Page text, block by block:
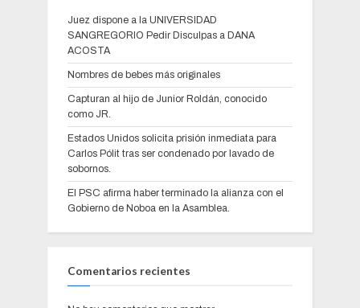
Juez dispone a la UNIVERSIDAD
SANGREGORIO Pedir Disculpas a DANA
ACOSTA
Nombres de bebes más originales
Capturan al hijo de Junior Roldán, conocido
como JR.
Estados Unidos solicita prisión inmediata para
Carlos Pólit tras ser condenado por lavado de
sobornos.
El PSC afirma haber terminado la alianza con el
Gobierno de Noboa en la Asamblea.
Comentarios recientes